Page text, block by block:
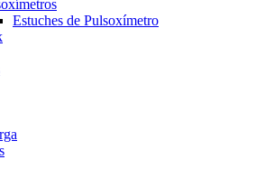
Estuches de Pulsoxímetro